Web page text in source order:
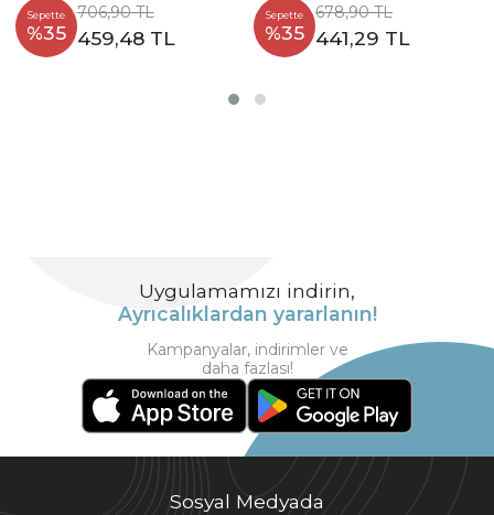
Sepette
%35
706,90 TL
459,48 TL
Sepette
%35
678,90 TL
441,29 TL
Sosyal Medyada
Uygulamamızı indirin,
Ayrıcalıklardan yararlanın!
Kampanyalar, indirimler ve
daha fazlası!